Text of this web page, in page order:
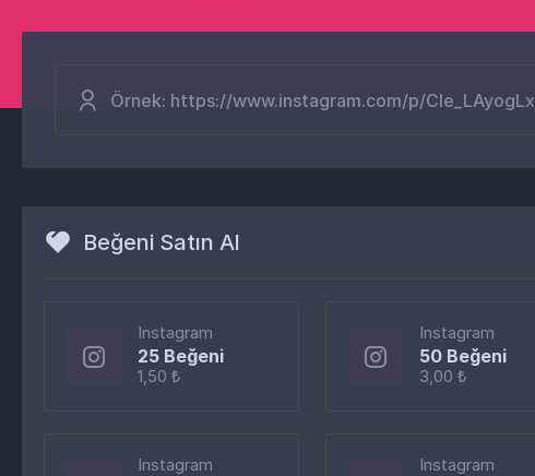
Beğeni Satın Al
Instagram
25 Beğeni
1,50 ₺
Instagram
50 Beğeni
3,00 ₺
Instagram Instagram